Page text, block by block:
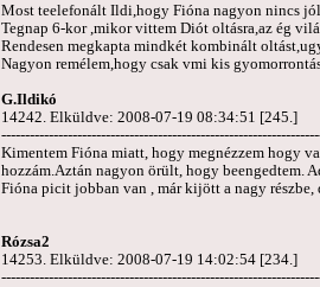
Most teelefonált Ildi,hogy Fióna nagyon nincs
Tegnap 6-kor ,mikor vittem Diót oltásra,az ég
Rendesen megkapta mindkét kombinált
Nagyon remélem,hogy csak vmi kis
G.Ildikó
14242. Elküldve: 2008-07-19 08:34:51 [245.]
Kimentem Fióna miatt, hogy megnézzem hogy
hozzám.Aztán nagyon örült, hogy beengedtem.
Fióna picit jobban van , már kijött a nagy
Rózsa2
14253. Elküldve: 2008-07-19 14:02:54 [234.]